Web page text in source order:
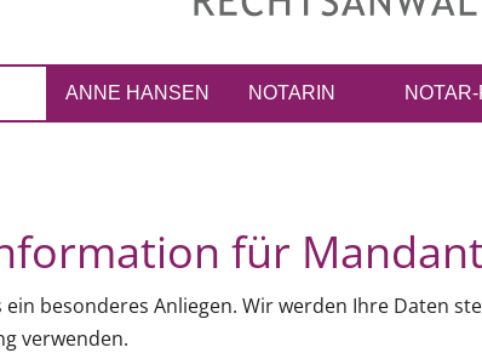
ANNE HANSEN NOTARIN
für
besonderes Anliegen. Wir werden Ihre Daten
verwenden.